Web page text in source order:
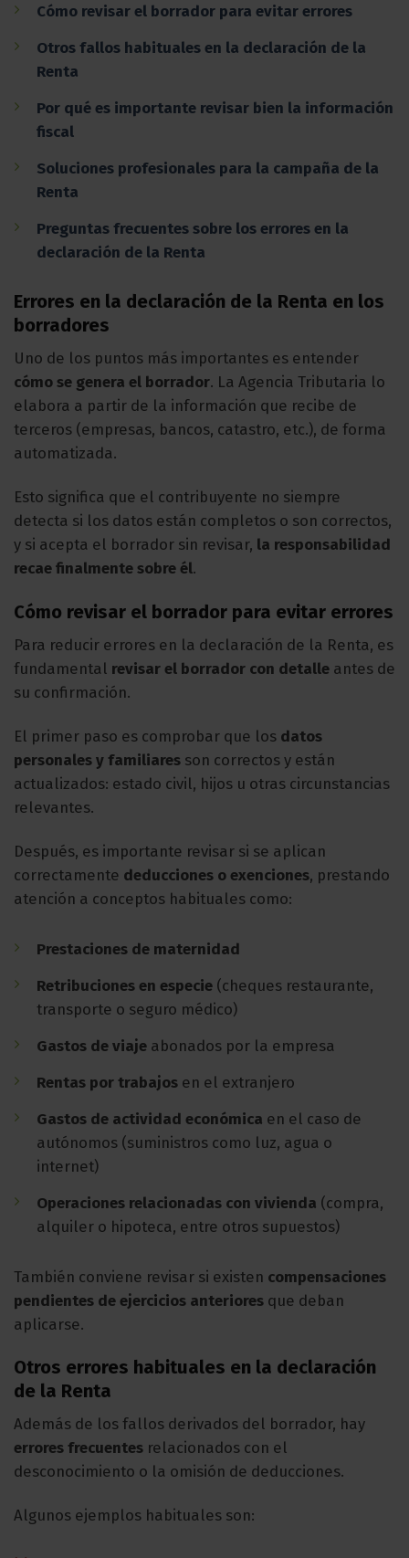
Cómo revisar el borrador para evitar errores
Otros fallos habituales en la declaración de la
Renta
Por qué es importante revisar bien la información
fiscal
Soluciones profesionales para la campaña de la
Renta
Preguntas frecuentes sobre los errores en la
declaración de la Renta
Errores en la declaración de la Renta en los
borradores
Uno de los puntos más importantes es entender
cómo se genera el borrador. La Agencia Tributaria lo
elabora a partir de la información que recibe de
terceros (empresas, bancos, catastro, etc.), de forma
automatizada.
Esto significa que el contribuyente no siempre
detecta si los datos están completos o son correctos,
y si acepta el borrador sin revisar, la responsabilidad
recae finalmente sobre él.
Cómo revisar el borrador para evitar errores
Para reducir errores en la declaración de la Renta, es
fundamental revisar el borrador con detalle antes de
su confirmación.
El primer paso es comprobar que los datos
personales y familiares son correctos y están
actualizados: estado civil, hijos u otras circunstancias
relevantes.
Después, es importante revisar si se aplican
correctamente deducciones o exenciones, prestando
atención a conceptos habituales como:
Prestaciones de maternidad
Retribuciones en especie (cheques restaurante,
transporte o seguro médico)
Gastos de viaje abonados por la empresa
Rentas por trabajos en el extranjero
Gastos de actividad económica en el caso de
autónomos (suministros como luz, agua o
internet)
Operaciones relacionadas con vivienda (compra,
alquiler o hipoteca, entre otros supuestos)
También conviene revisar si existen compensaciones
pendientes de ejercicios anteriores que deban
aplicarse.
Otros errores habituales en la declaración
de la Renta
Además de los fallos derivados del borrador, hay
errores frecuentes relacionados con el
desconocimiento o la omisión de deducciones.
Algunos ejemplos habituales son: